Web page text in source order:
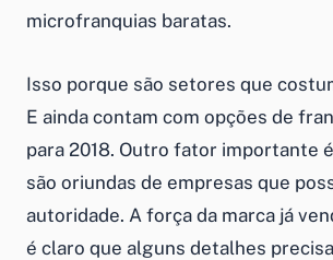
microfranquias baratas.
Isso porque são setores que
E ainda contam com opções de
para 2018. Outro fator importante
são oriundas de empresas que
autoridade. A força da marca já
é claro que alguns detalhes